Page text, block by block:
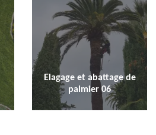
Elagage et abattage de
palmier 06